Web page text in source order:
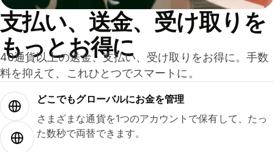
支払い、送金、受け取りを
もっとお得に
40通貨以上の送金、支払い、受け取りをお得に。手数
料を抑えて、これひとつでスマートに。
どこでもグ⁠ロ⁠ー⁠バ⁠ルにお金を管理
さまざまな通貨を1つのアカウントで保有して、たっ
た数秒で両替できます。